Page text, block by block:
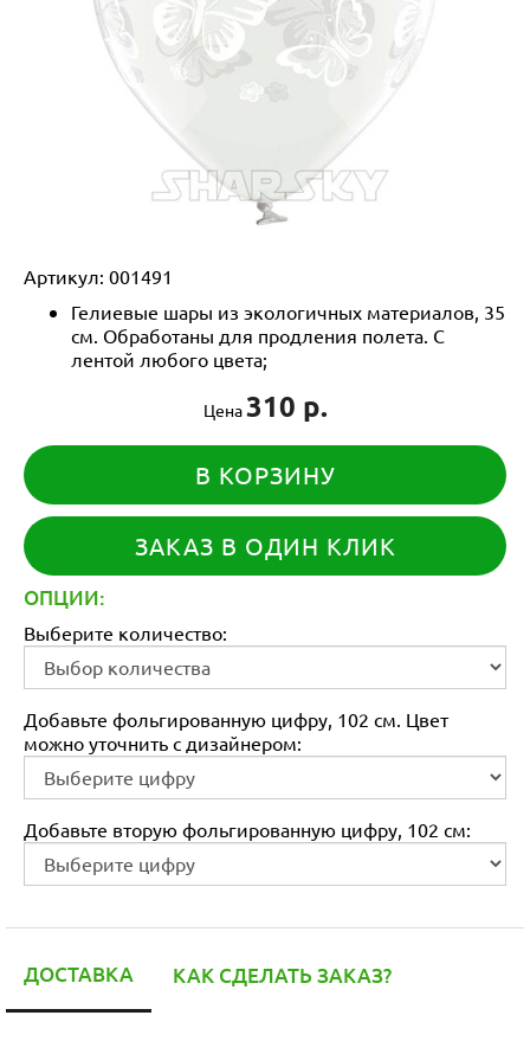
Артикул: 001491
Гелиевые шары из экологичных материалов, 35
см. Обработаны для продления полета. С
лентой любого цвета;
Цена310 р.
В КОРЗИНУ
ЗАКАЗ В ОДИН КЛИК
ОПЦИИ:
Выберите количество:
Добавьте фольгированную цифру, 102 см. Цвет
можно уточнить с дизайнером:
Добавьте вторую фольгированную цифру, 102 см:
ДОСТАВКА КАК СДЕЛАТЬ ЗАКАЗ?